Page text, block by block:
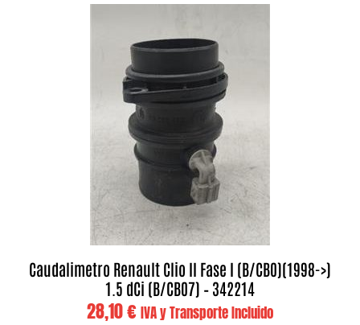
Caudalimetro Renault Clio II Fase I (B/CB0)(1998->)
1.5 dCi (B/CB07) – 342214
28,10€ IVA y Transporte Incluido